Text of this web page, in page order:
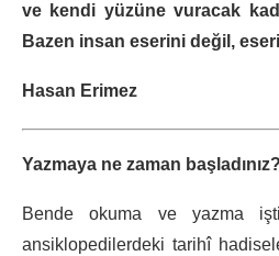
ve kendi yüzüne vuracak
Bazen insan eserini değil,
Hasan Erimez
Yazmaya ne zaman başladınız?
Bende okuma ve yazma
ansiklopedilerdeki tarihî